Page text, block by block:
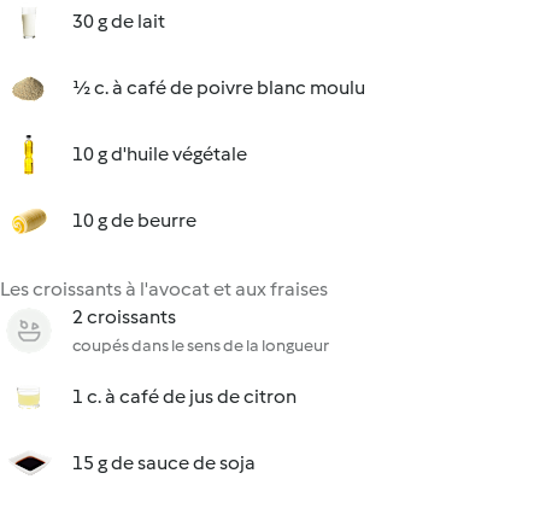
30 g de lait
½ c. à café de poivre blanc moulu
10 g d'huile végétale
10 g de beurre
Les croissants à l'avocat et aux fraises
2 croissants
coupés dans le sens de la longueur
1 c. à café de jus de citron
15 g de sauce de soja